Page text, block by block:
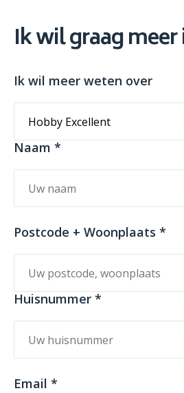
Ik wil graag
Ik wil meer weten over
Naam *
Postcode + Woonplaats *
Huisnummer *
Email *